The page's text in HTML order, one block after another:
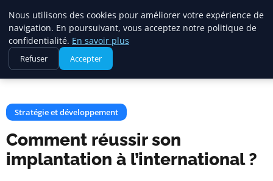
Square Annuaire
Accueil
Stratégie et développement
Comment réussir son implantation à l’international ?
Stratégie et développement
Comment réussir son
implantation à l’international ?
Nous utilisons des cookies pour améliorer votre expérience de
navigation. En poursuivant, vous acceptez notre politique de
confidentialité. En savoir plus
Refuser Accepter